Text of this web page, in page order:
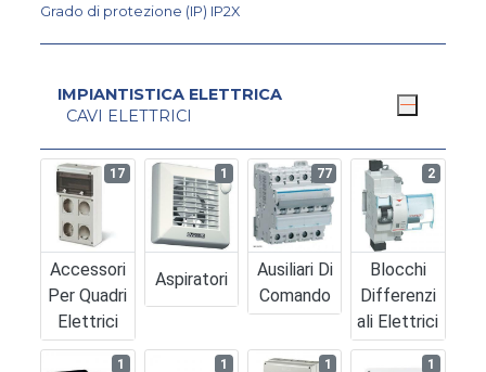
Grado di protezione (IP) IP2X
IMPIANTISTICA ELETTRICA
CAVI ELETTRICI
Accessori
Per Quadri
Elettrici
17
Aspiratori
1
Ausiliari Di
Comando
77
Blocchi
Differenzi
Ali Elettrici
2
1 1 1 1